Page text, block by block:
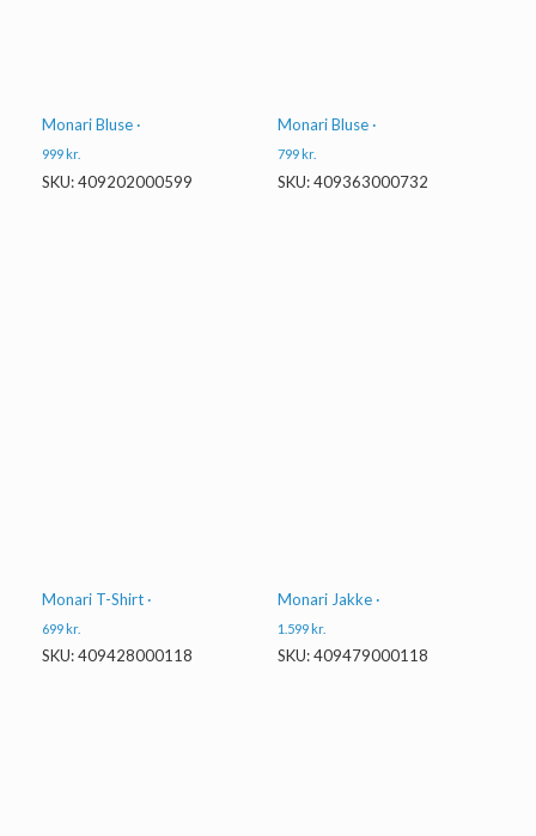
Monari Bluse ·
999kr.
SKU: 409202000599
Monari Bluse ·
799kr.
SKU: 409363000732
Monari T-Shirt ·
699kr.
SKU: 409428000118
Monari Jakke ·
1.599kr.
SKU: 409479000118